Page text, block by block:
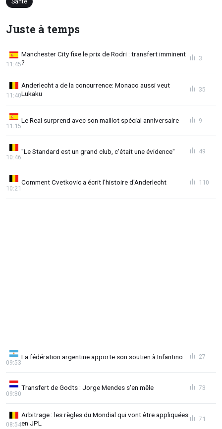
Juste à temps
Manchester City fixe le prix de Rodri : transfert imminent
?
11:45
3
Anderlecht a de la concurrence: Monaco aussi veut
Lukaku
11:40
35
Le Real surprend avec son maillot spécial anniversaire
11:15
9
"Le Standard est un grand club, c'était une évidence"
10:46
49
Comment Cvetkovic a écrit l'histoire d'Anderlecht
10:21
110
La fédération argentine apporte son soutien à Infantino
09:53
27
Transfert de Godts : Jorge Mendes s'en mêle
09:30
73
Arbitrage : les règles du Mondial qui vont être appliquées
en JPL
08:54
71